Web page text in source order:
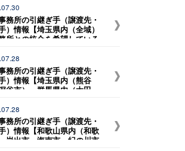
き）にぜひご参加くださ
好評につき全国各地で追加
～
務所の引継ぎ手（譲渡先・
）情報【埼玉県内（全域）
所との統合を希望している
務所の引継ぎ手（譲渡先・
）情報【埼玉県内（熊谷
谷市）、群馬県内（太田
している税理士事務所】
務所の引継ぎ手（譲渡先・
）情報【和歌山県内（和歌
岩出市、海南市、紀の川市